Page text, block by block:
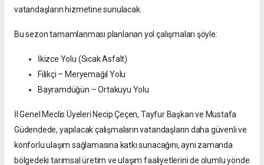
vatandaşların hizmetine sunulacak.
Bu sezon tamamlanması planlanan yol çalışmaları şöyle:
İkizce Yolu (Sıcak Asfalt)
Filikçi – Meryemağıl Yolu
Bayramdüğün – Ortakuyu Yolu
İl Genel Meclis Üyeleri Necip Çeçen, Tayfur Başkan ve Mustafa
Güdendede, yapılacak çalışmaların vatandaşların daha güvenli ve
konforlu ulaşım sağlamasına katkı sunacağını, aynı zamanda
bölgedeki tarımsal üretim ve ulaşım faaliyetlerini de olumlu yönde